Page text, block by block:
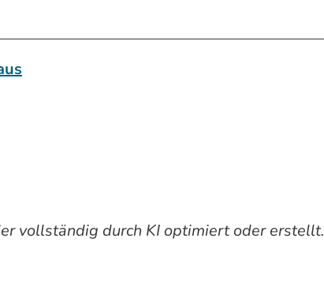
vollständig durch KI optimiert oder erstellt.